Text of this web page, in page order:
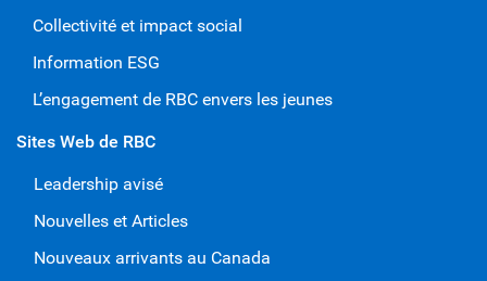
Collectivité et impact social
Information ESG
L’engagement de RBC envers les jeunes
Sites Web de RBC
Leadership avisé
Nouvelles et Articles
Nouveaux arrivants au Canada